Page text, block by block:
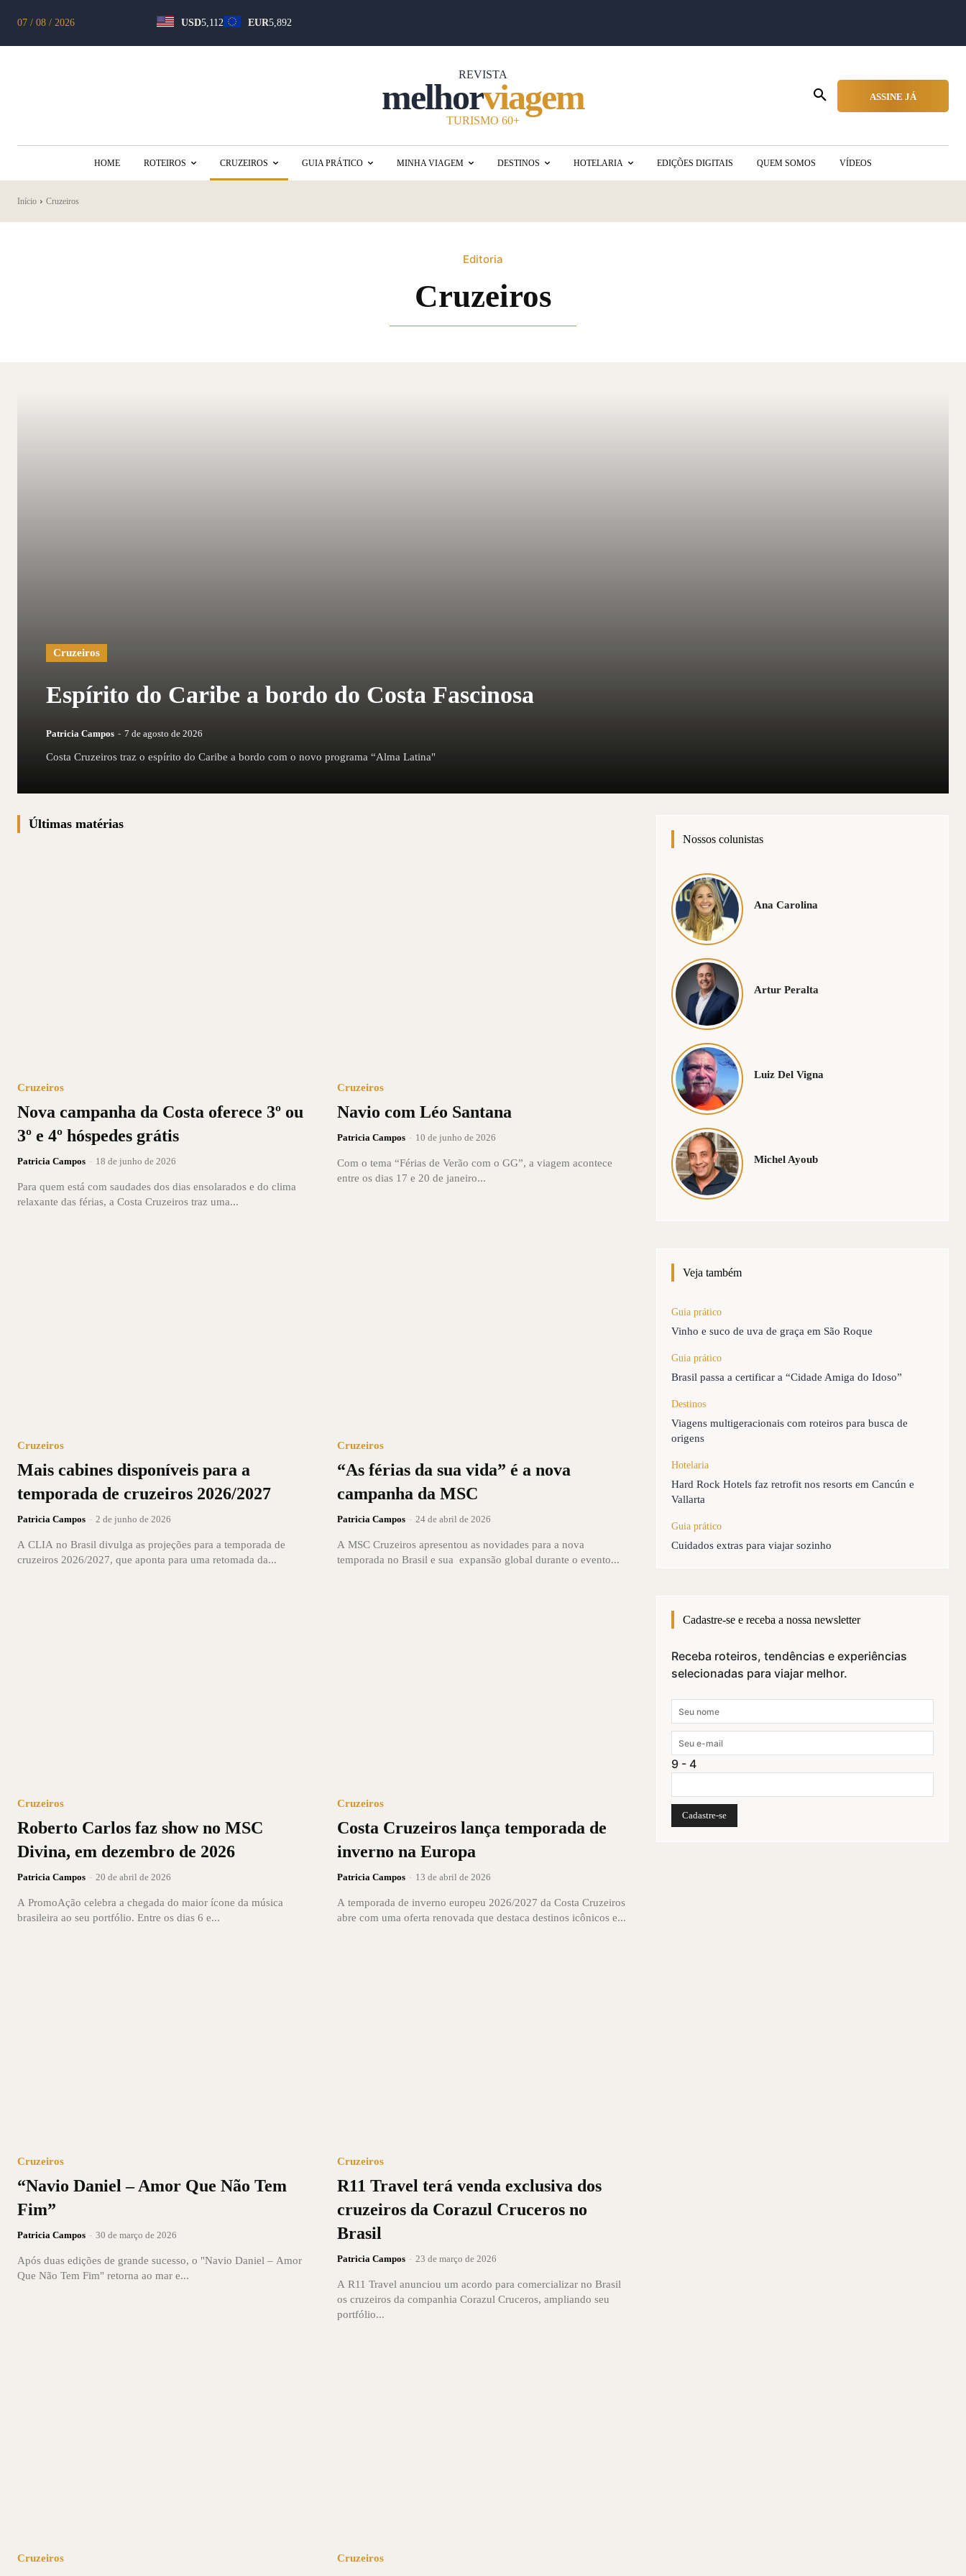
07 / 08 / 2026 USD5,112 EUR5,892
REVISTA
melhorviagem
TURISMO 60+
ASSINE JÁ
HOME ROTEIROS CRUZEIROS GUIA PRÁTICO MINHA VIAGEM DESTINOS HOTELARIA EDIÇÕES DIGITAIS QUEM SOMOS VÍDEOS
Início Cruzeiros
Editoria
Cruzeiros
Cruzeiros
Espírito do Caribe a bordo do Costa Fascinosa
Patricia Campos - 7 de agosto de 2026
Costa Cruzeiros traz o espírito do Caribe a bordo com o novo programa “Alma Latina"
Últimas matérias
Cruzeiros
Nova campanha da Costa oferece 3º ou
3º e 4º hóspedes grátis
Patricia Campos - 18 de junho de 2026
Para quem está com saudades dos dias ensolarados e do clima
relaxante das férias, a Costa Cruzeiros traz uma...
Cruzeiros
Navio com Léo Santana
Patricia Campos - 10 de junho de 2026
Com o tema “Férias de Verão com o GG”, a viagem acontece
entre os dias 17 e 20 de janeiro...
Cruzeiros
Mais cabines disponíveis para a
temporada de cruzeiros 2026/2027
Patricia Campos - 2 de junho de 2026
A CLIA no Brasil divulga as projeções para a temporada de
cruzeiros 2026/2027, que aponta para uma retomada da...
Cruzeiros
“As férias da sua vida” é a nova
campanha da MSC
Patricia Campos - 24 de abril de 2026
A MSC Cruzeiros apresentou as novidades para a nova
temporada no Brasil e sua expansão global durante o evento...
Cruzeiros
Roberto Carlos faz show no MSC
Divina, em dezembro de 2026
Patricia Campos - 20 de abril de 2026
A PromoAção celebra a chegada do maior ícone da música
brasileira ao seu portfólio. Entre os dias 6 e...
Cruzeiros
Costa Cruzeiros lança temporada de
inverno na Europa
Patricia Campos - 13 de abril de 2026
A temporada de inverno europeu 2026/2027 da Costa Cruzeiros
abre com uma oferta renovada que destaca destinos icônicos e...
Cruzeiros
“Navio Daniel – Amor Que Não Tem
Fim”
Patricia Campos - 30 de março de 2026
Após duas edições de grande sucesso, o "Navio Daniel – Amor
Que Não Tem Fim" retorna ao mar e...
Cruzeiros
R11 Travel terá venda exclusiva dos
cruzeiros da Corazul Cruceros no
Brasil
Patricia Campos - 23 de março de 2026
A R11 Travel anunciou um acordo para comercializar no Brasil
os cruzeiros da companhia Corazul Cruceros, ampliando seu
portfólio...
Cruzeiros Cruzeiros
Nossos colunistas
Ana Carolina
Artur Peralta
Luiz Del Vigna
Michel Ayoub
Veja também
Guia prático
Vinho e suco de uva de graça em São Roque
Guia prático
Brasil passa a certificar a “Cidade Amiga do Idoso”
Destinos
Viagens multigeracionais com roteiros para busca de
origens
Hotelaria
Hard Rock Hotels faz retrofit nos resorts em Cancún e
Vallarta
Guia prático
Cuidados extras para viajar sozinho
Cadastre-se e receba a nossa newsletter
Receba roteiros, tendências e experiências
selecionadas para viajar melhor.
9 - 4